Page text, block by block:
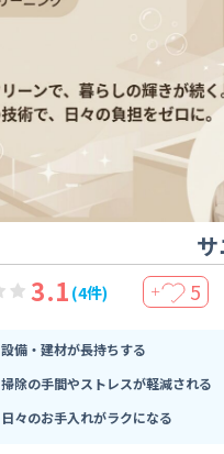
3.1 (4件) ＋ 5
設備・建材が長持ちする
掃除の手間やストレスが軽減される
日々のお手入れがラクになる